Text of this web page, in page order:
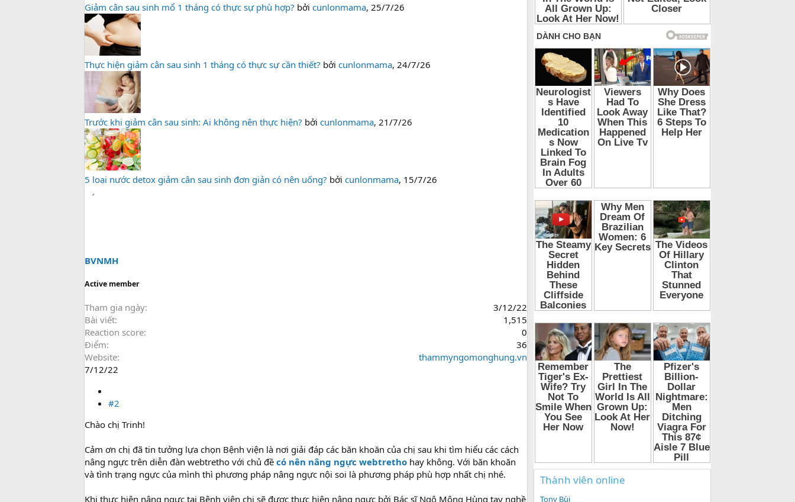
Giảm cân sau sinh mổ 1 tháng có thực sự phù hợp? bởi cunlonmama, 25/7/26
Thực hiện giảm cân sau sinh 1 tháng có thực sự cần thiết? bởi cunlonmama, 24/7/26
Trước khi giảm cân sau sinh: Ai không nên thực hiện? bởi cunlonmama, 21/7/26
5 loại nước detox giảm cân sau sinh đơn giản có nên uống? bởi cunlonmama, 15/7/26
BVNMH
Active member
Tham gia ngày
3/12/22
Bài viết
1,515
Reaction score
0
Điểm
36
Website
thammyngomonghung.vn
7/12/22
#2
Chào chị Trinh!
Cảm ơn chị đã tin tưởng lựa chọn Bệnh viện là nơi giải đáp các băn khoăn của chị sau khi tìm hiểu các cách
nâng ngực trên diễn đàn webtretho với chủ đề có nên nâng ngực webtretho hay không. Với băn khoăn
và tình trạng ngực của mình thì phương pháp nâng ngực nội soi là phương pháp phù hợp nhất chị nhé.
Khi thực hiện nâng ngực tại Bệnh viện chị sẽ được thực hiện nâng ngực bởi Bác sĩ Ngô Mộng Hùng tay nghề
Thành viên online
Tony Bùi